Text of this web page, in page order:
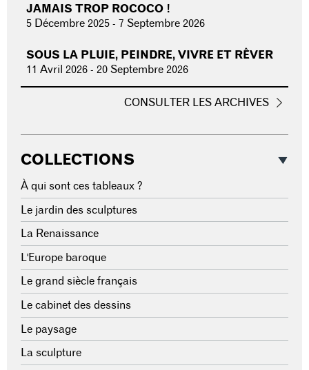
JAMAIS TROP ROCOCO !
5 Décembre 2025- 7 Septembre 2026
SOUS LA PLUIE, PEINDRE, VIVRE ET RÊVER
11 Avril 2026- 20 Septembre 2026
CONSULTER LES ARCHIVES
COLLECTIONS
À qui sont ces tableaux ?
Le jardin des sculptures
La Renaissance
L'Europe baroque
Le grand siècle français
Le cabinet des dessins
Le paysage
La sculpture